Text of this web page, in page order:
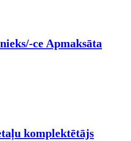
ce Apmaksāta
komplektētājs